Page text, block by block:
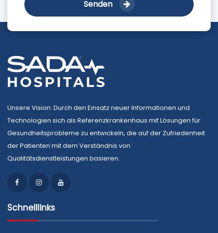
Senden
Unsere Vision: Durch den Einsatz neuer Informationen und
Technologien sich als Referenzkrankenhaus mit Lösungen für
Gesundheitsprobleme zu entwickeln, die auf der Zufriedenheit
der Patienten mit dem Verständnis von
Qualitätsdienstleistungen basieren.
Schnelllinks